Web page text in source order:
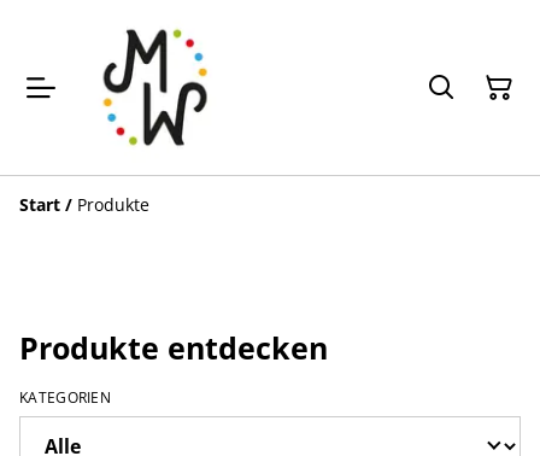
Start / Produkte
Produkte entdecken
KATEGORIEN